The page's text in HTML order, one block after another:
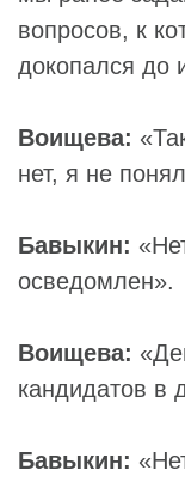
вопросов, к
докопался до
Воищева:
нет, я не
Бавыкин:
осведомлен».
Воищева:
кандидатов в
Бавыкин: